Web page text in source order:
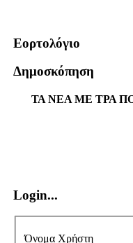
Εορτολόγιο
Δημοσκόπηση
ΤΑ ΝΕΑ ΜΕ ΤΡΑ
Login...
Όνομα Χρήστη